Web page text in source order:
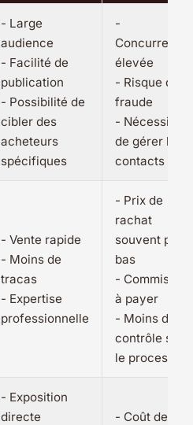
- Large
audience
- Facilité de
publication
- Possibilité de
cibler des
acheteurs
spécifiques
-
Concurrence
élevée
- Risque de
fraude
- Nécessité
de gérer les
contacts
- Vente rapide
- Moins de
tracas
- Expertise
professionnelle
- Prix de
rachat
souvent plus
bas
- Commission
à payer
- Moins de
contrôle sur
le processus
- Exposition
directe
- Coût de